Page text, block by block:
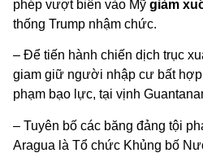
phép vượt biên vào Mỹ giảm
thống Trump nhậm chức.
– Để tiến hành chiến dịch trục
giam giữ người nhập cư bất hợp
phạm bạo lực, tại vịnh
– Tuyên bố các băng đảng tội
Aragua là Tổ chức Khủng bố